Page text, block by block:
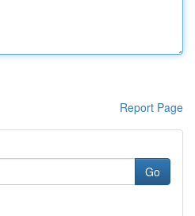
Report Page
Go